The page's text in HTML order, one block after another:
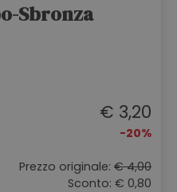
Sbronza
€ 3,20
-20%
Prezzo originale: € 4,00
Sconto: € 0,80